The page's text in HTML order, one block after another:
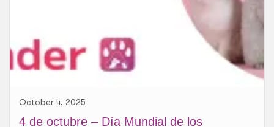
October 4, 2025
4 de octubre – Día Mundial de los